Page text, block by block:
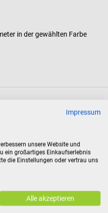
in der gewählten Farbe
Impressum
unsere Website und
ein großartiges Einkaufserlebnis
die Einstellungen oder vertrau uns
Alle akzeptieren